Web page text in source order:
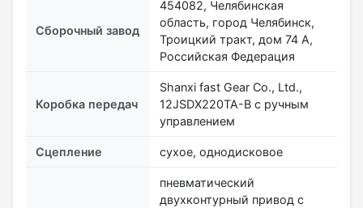
Сборочный завод
454082, Челябинская
область, город Челябинск,
Троицкий тракт, дом 74 А,
Российская Федерация
Коробка передач
Shanxi fast Gear Co., Ltd.,
12JSDX220TA-B с ручным
управлением
Сцепление сухое, однодисковое
пневматический
двухконтурный привод с